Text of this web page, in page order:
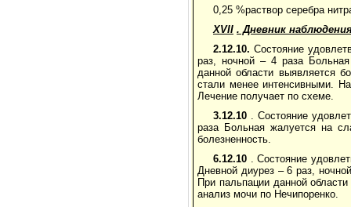
0,25 %раствор серебра
XVII . Дневник
2.12.10. Состояние
раз, ночной – 4 раза
данной области выявляется
стали менее интенсивными.
Лечение получает по схеме.
3.12.10 . Состояние
раза Больная жалуется на
болезненность.
6.12.10 . Состояние
Дневной диурез – 6 раз,
При пальпации данной
анализ мочи по Нечипоренко.